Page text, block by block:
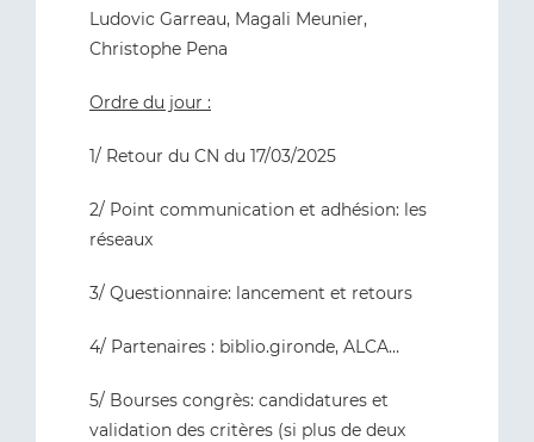
Ludovic Garreau, Magali Meunier,
Christophe Pena
Ordre du jour :
1/ Retour du CN du 17/03/2025
2/ Point communication et adhésion: les
réseaux
3/ Questionnaire: lancement et retours
4/ Partenaires : biblio.gironde, ALCA…
5/ Bourses congrès: candidatures et
validation des critères (si plus de deux